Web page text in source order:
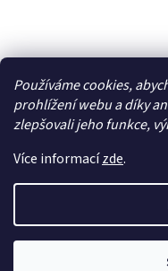
Používáme cookies,
prohlížení webu a díky
zlepšovali jeho funkce,
Více informacízde.
Facebook
Vytvořil
Copyright 2026Elcar
autorádia,
práva